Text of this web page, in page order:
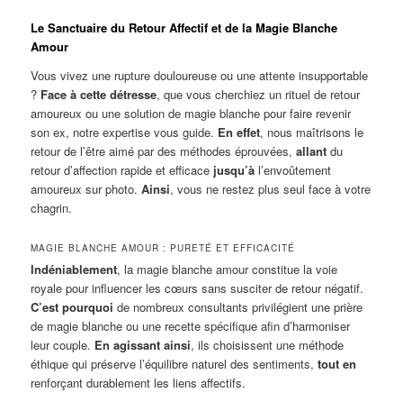
Le Sanctuaire du Retour Affectif et de la Magie Blanche
Amour
Vous vivez une rupture douloureuse ou une attente insupportable
? Face à cette détresse, que vous cherchiez un rituel de retour
amoureux ou une solution de magie blanche pour faire revenir
son ex, notre expertise vous guide. En effet, nous maîtrisons le
retour de l’être aimé par des méthodes éprouvées,allant du
retour d’affection rapide et efficace jusqu’à l’envoûtement
amoureux sur photo.Ainsi, vous ne restez plus seul face à votre
chagrin.
MAGIE BLANCHE AMOUR : PURETÉ ET EFFICACITÉ
Indéniablement, la magie blanche amour constitue la voie
royale pour influencer les cœurs sans susciter de retour négatif.
C’est pourquoi de nombreux consultants privilégient une prière
de magie blanche ou une recette spécifique afin d’harmoniser
leur couple. En agissant ainsi, ils choisissent une méthode
éthique qui préserve l’équilibre naturel des sentiments,tout en
renforçant durablement les liens affectifs.